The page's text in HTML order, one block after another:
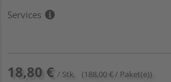
Services
18,80 € / Stk. (188,00 € / Paket(e))